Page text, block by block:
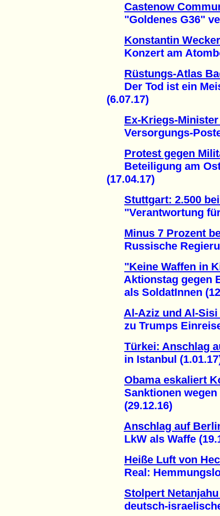
Castenow
"Goldenes G36"
Konstantin
Konzert am
Rüstungs-Atlas
Der Tod ist ein
(6.07.17)
Ex-Kriegs-
Versorgungs-
Protest gegen
Beteiligung am
(17.04.17)
Stuttgart: 2.500
"Verantwortung für
Minus 7 Prozent
Russische
"Keine Waffen in
Aktionstag gegen
als SoldatInnen
Al-Aziz und Al-
zu Trumps
Türkei: Anschlag
in Istanbul
Obama eskaliert
Sanktionen wegen
(29.12.16)
Anschlag auf
LkW als Waffe
Heiße Luft von
Real:
Stolpert
deutsch-israelische